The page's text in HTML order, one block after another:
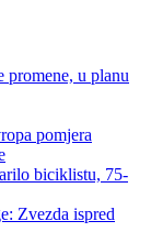
promene, u planu
pomjera
biciklistu, 75-
Zvezda ispred